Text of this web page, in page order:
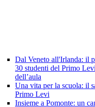
Dal Veneto all'Irlanda: il
30 studenti del Primo
dell’aula
Una vita per la scuola: il
Primo Levi
Insieme a Pomonte: un